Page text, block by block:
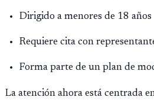
Dirigido a menores de 18 años
Requiere cita con
Forma parte de un plan de
La atención ahora está centrada